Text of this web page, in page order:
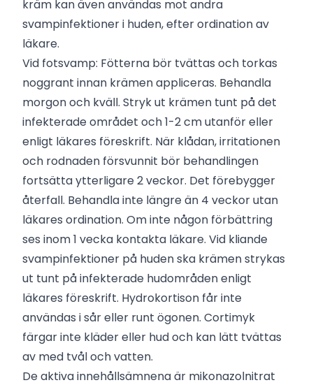
kräm kan även användas mot andra
svampinfektioner i huden, efter ordination av
läkare.
Vid fotsvamp: Fötterna bör tvättas och torkas
noggrant innan krämen appliceras. Behandla
morgon och kväll. Stryk ut krämen tunt på det
infekterade området och 1-2 cm utanför eller
enligt läkares föreskrift. När klådan, irritationen
och rodnaden försvunnit bör behandlingen
fortsätta ytterligare 2 veckor. Det förebygger
återfall. Behandla inte längre än 4 veckor utan
läkares ordination. Om inte någon förbättring
ses inom 1 vecka kontakta läkare. Vid kliande
svampinfektioner på huden ska krämen strykas
ut tunt på infekterade hudområden enligt
läkares föreskrift. Hydrokortison får inte
användas i sår eller runt ögonen. Cortimyk
färgar inte kläder eller hud och kan lätt tvättas
av med tvål och vatten.
De aktiva innehållsämnena är mikonazolnitrat